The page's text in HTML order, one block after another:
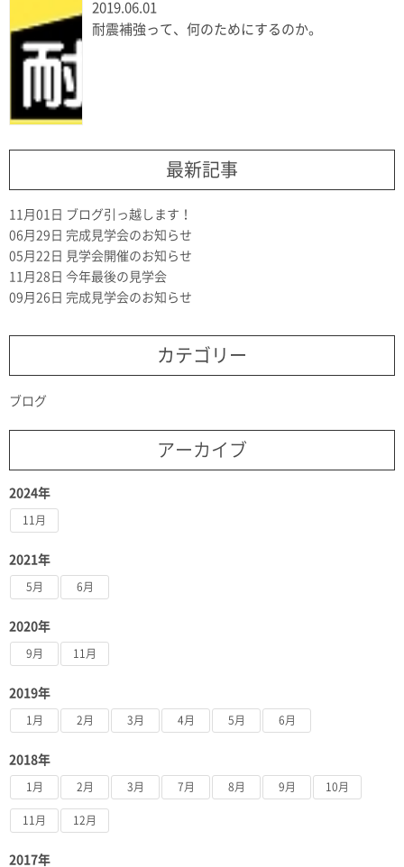
2019.06.01
耐震補強って、何のためにするのか。
最新記事
11月01日 ブログ引っ越します！
06月29日 完成見学会のお知らせ
05月22日 見学会開催のお知らせ
11月28日 今年最後の見学会
09月26日 完成見学会のお知らせ
カテゴリー
ブログ
アーカイブ
2024年
11月
2021年
5月 6月
2020年
9月 11月
2019年
1月 2月 3月 4月 5月 6月
2018年
1月 2月 3月 7月 8月 9月 10月
11月 12月
2017年